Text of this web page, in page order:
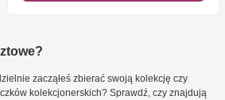
zacząłeś zbierać swoją kolekcję czy
kolekcjonerskich? Sprawdź, czy znajdują